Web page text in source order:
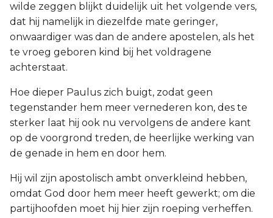
wilde zeggen blijkt duidelijk uit het volgende vers,
dat hij namelijk in diezelfde mate geringer,
onwaardiger was dan de andere apostelen, als het
te vroeg geboren kind bij het voldragene
achterstaat.
Hoe dieper Paulus zich buigt, zodat geen
tegenstander hem meer vernederen kon, des te
sterker laat hij ook nu vervolgens de andere kant
op de voorgrond treden, de heerlijke werking van
de genade in hem en door hem.
Hij wil zijn apostolisch ambt onverkleind hebben,
omdat God door hem meer heeft gewerkt; om die
partijhoofden moet hij hier zijn roeping verheffen.